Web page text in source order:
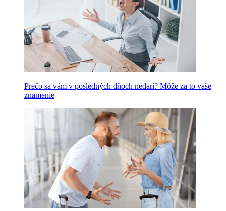
Prečo sa vám v posledných dňoch nedarí? Môže za to vaše
znamenie